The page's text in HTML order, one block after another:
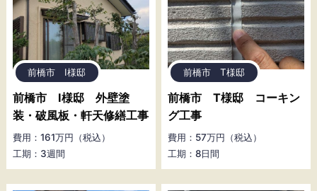
前橋市 I様邸
前橋市 I様邸 外壁塗
装・破風板・軒天修繕工事
費用：161万円（税込）
工期：3週間
前橋市 T様邸
前橋市 T様邸 コーキン
グ工事
費用：57万円（税込）
工期：8日間